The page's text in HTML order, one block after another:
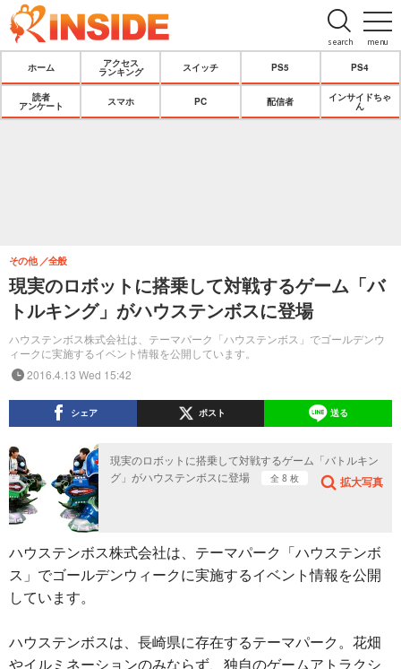
menu
search
ホーム
アクセス
ランキング
スイッチ PS5 PS4
読者
アンケート
スマホ PC 配信者
インサイドちゃ
ん
現実のロボットに搭乗して対戦するゲーム「バ
トルキング」がハウステンボスに登場
ハウステンボス株式会社は、テーマパーク「ハウステンボス」でゴールデンウ
ィークに実施するイベント情報を公開しています。
その他 全般
2016.4.13 Wed 15:42
シェア ポスト 送る
現実のロボットに搭乗して対戦するゲーム「バトルキン
グ」がハウステンボスに登場
全 8 枚 拡大写真
ハウステンボス株式会社は、テーマパーク「ハウステンボ
ス」でゴールデンウィークに実施するイベント情報を公開
しています。
ハウステンボスは、長崎県に存在するテーマパーク。花畑
やイルミネーションのみならず、独自のゲームアトラクシ